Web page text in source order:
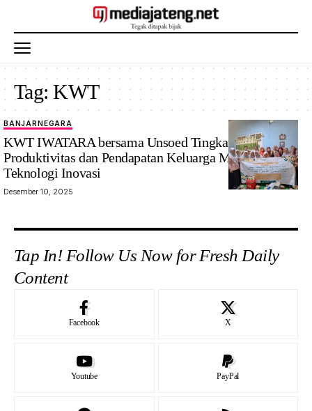
Tag:KWT
BANJARNEGARA
KWT IWATARA bersama Unsoed Tingkatkan
Produktivitas dan Pendapatan Keluarga Melalui
Teknologi Inovasi
Desember 10, 2025
Tap In! Follow Us Now for Fresh Daily
Content
Facebook X
Youtube PayPal